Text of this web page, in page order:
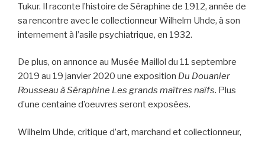
Tukur. Il raconte l’histoire de Séraphine de 1912, année de
sa rencontre avec le collectionneur Wilhelm Uhde, à son
internement à l’asile psychiatrique, en 1932.
De plus, on annonce au Musée Maillol du 11 septembre
2019 au 19 janvier 2020 une exposition Du Douanier
Rousseau à Séraphine Les grands maîtres naïfs. Plus
d’une centaine d’oeuvres seront exposées.
Wilhelm Uhde, critique d’art, marchand et collectionneur,